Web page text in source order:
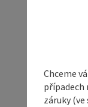
Chceme
případech
záruky